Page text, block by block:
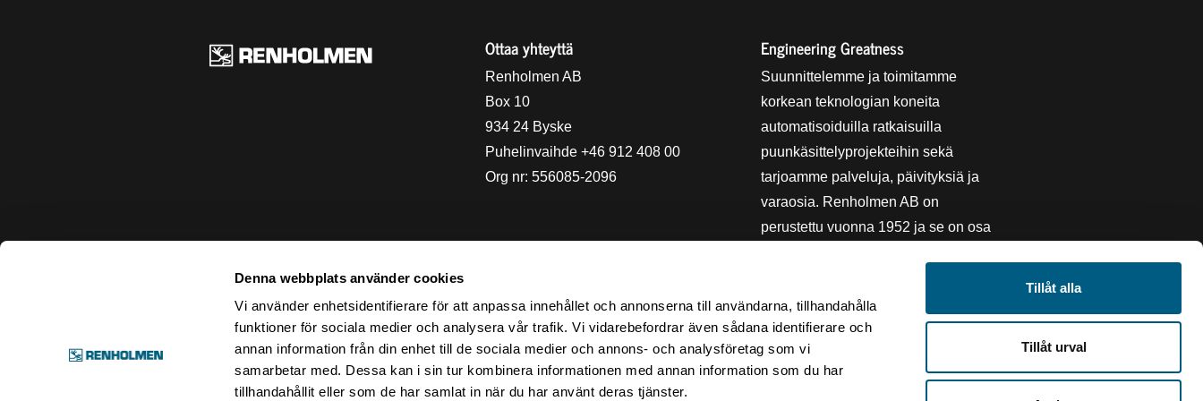
Denna webbplats använder cookies
Vi använder enhetsidentifierare för att anpassa innehållet och annonserna till användarna, tillhandahålla
funktioner för sociala medier och analysera vår trafik. Vi vidarebefordrar även sådana identifierare och
annan information från din enhet till de sociala medier och annons- och analysföretag som vi
samarbetar med. Dessa kan i sin tur kombinera informationen med annan information som du har
tillhandahållit eller som de har samlat in när du har använt deras tjänster.
Tillåt alla
Tillåt urval
Renholmens logo Ottaa yhteyttä
Renholmen AB
Box 10
934 24 Byske
Puhelinvaihde +46 912 408 00
Org nr: 556085-2096
Engineering Greatness
Suunnittelemme ja toimitamme
korkean teknologian koneita
automatisoiduilla ratkaisuilla
puunkäsittelyprojekteihin sekä
tarjoamme palveluja, päivityksiä ja
varaosia. Renholmen AB on
perustettu vuonna 1952 ja se on osa
kestävän kehityksen sertifikaatti ja
toimimme aktiivisesti alalla.